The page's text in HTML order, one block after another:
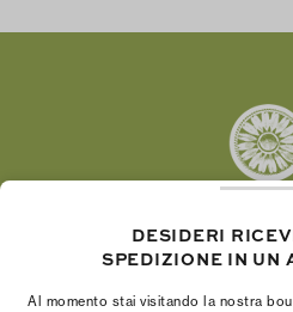
Twitter
LinkedIn
La Fondazione Tory
DESIDERI
SPEDIZIONE IN UN
Al momento stai visitando la nostra